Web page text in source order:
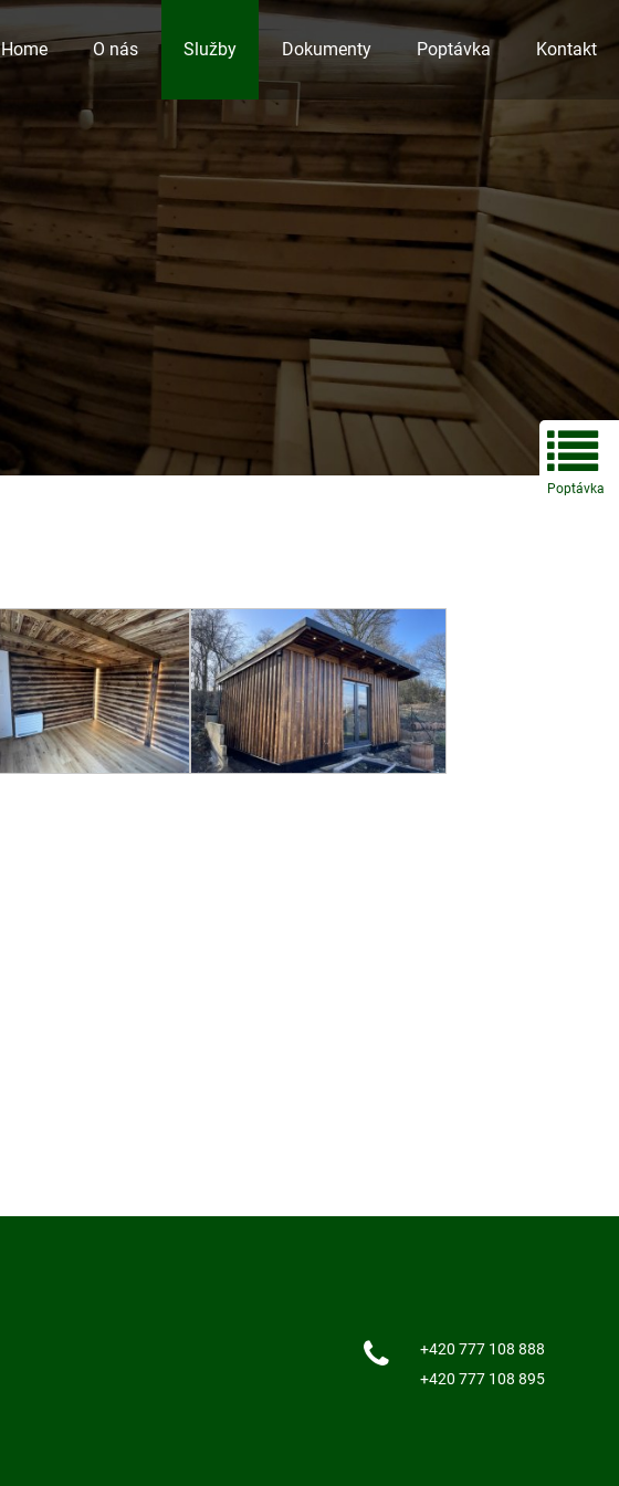
Home O nás Služby Dokumenty Poptávka Kontakt
+420 777 108 888
+420 777 108 895
Poptávka